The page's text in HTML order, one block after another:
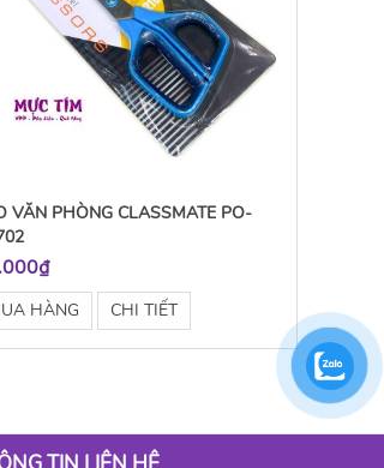
VĂN PHÒNG CLASSMATE PO-
HÀNG CHI TIẾT